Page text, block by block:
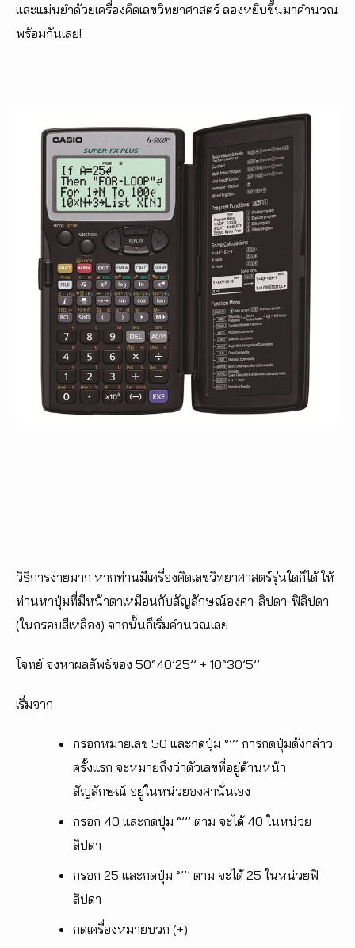
และแม่นยำด้วยเครื่องคิดเลขวิทยาศาสตร์ ลองหยิบขึ้นมาคำนวณ
พร้อมกันเลย!
วิธีการง่ายมาก หากท่านมีเครื่องคิดเลขวิทยาศาสตร์รุ่นใดก็ได้ ให้
ท่านหาปุ่มที่มีหน้าตาเหมือนกับสัญลักษณ์องศา-ลิปดา-ฟิลิปดา
(ในกรอบสีเหลือง) จากนั้นก็เริ่มคำนวณเลย
โจทย์ จงหาผลลัพธ์ของ 50°40’25’’ + 10°30’5’’
เริ่มจาก
กรอกหมายเลข 50 และกดปุ่ม °’’’ การกดปุ่มดังกล่าว
ครั้งแรก จะหมายถึงว่าตัวเลขที่อยู่ด้านหน้า
สัญลักษณ์ อยู่ในหน่วยองศานั่นเอง
กรอก 40 และกดปุ่ม °’’’ ตาม จะได้ 40 ในหน่วย
ลิปดา
กรอก 25 และกดปุ่ม °’’’ ตาม จะได้ 25 ในหน่วยฟิ
ลิปดา
กดเครื่องหมายบวก (+)